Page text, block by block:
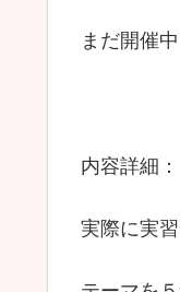
まだ開催
内容詳細：
実際に実